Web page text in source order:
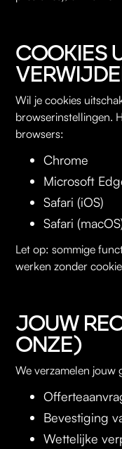
COOKIES
Wil je cookies
browserinstellingen.
browsers:
Chrome
Microsoft
Safari (iOS)
Safari
Let op: sommige
werken zonder
JOUW
ONZE)
We verzamelen jouw
Bevestiging
Wettelijke